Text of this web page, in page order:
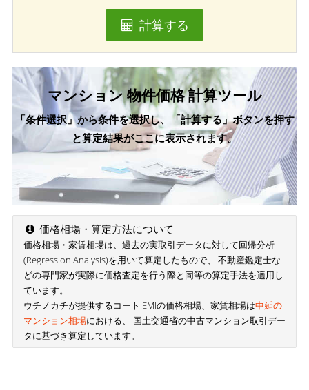
計算する
マンション 物件価格 計算ツール
「条件選択」から条件を選択し、「計算する」ボタンを押す
と算定結果がここに表示されます。
価格相場・算定方法について
価格相場・家賃相場は、過去の実取引データに対して回帰分析
(Regression Analysis)を用いて算定したもので、 不動産鑑定士な
どの専門家が実際に価格査定を行う際と同等の算定手法を適用し
ています。
ウチノカチが提供するコート.EMIの価格相場、家賃相場は中延の
マンション相場における、 国土交通省の中古マンション取引デー
タに基づき算定しています。